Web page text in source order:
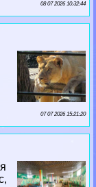
08 07 2026 10:32:44
07 07 2026 15:21:20